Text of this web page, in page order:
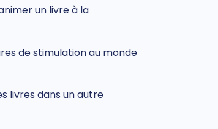
un livre à la
de stimulation au monde
livres dans un autre